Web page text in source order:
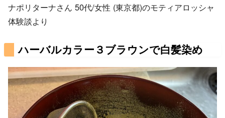
ナポリターナさん 50代/女性 (東京都)のモティアロッシャ
体験談より
ハーバルカラー３ブラウンで白髪染め